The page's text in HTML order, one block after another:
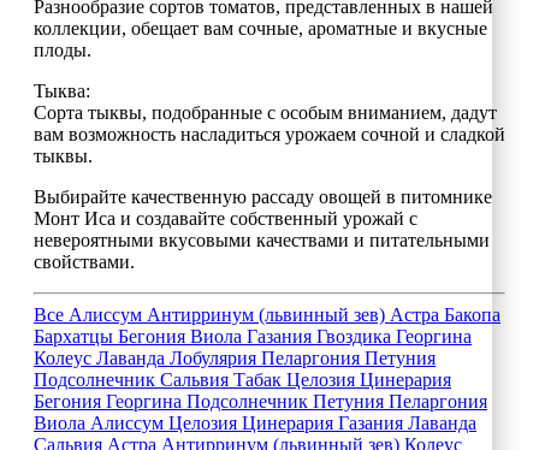
Разнообразие сортов томатов, представленных в нашей
коллекции, обещает вам сочные, ароматные и вкусные
плоды.
Тыква:
Сорта тыквы, подобранные с особым вниманием, дадут
вам возможность насладиться урожаем сочной и сладкой
тыквы.
Выбирайте качественную рассаду овощей в питомнике
Монт Иса и создавайте собственный урожай с
невероятными вкусовыми качествами и питательными
свойствами.
Все Алиссум Антирринум (львинный зев) Астра Бакопа
Бархатцы Бегония Виола Газания Гвоздика Георгина
Колеус Лаванда Лобулярия Пеларгония Петуния
Подсолнечник Сальвия Табак Целозия Цинерария
Бегония Георгина Подсолнечник Петуния Пеларгония
Виола Алиссум Целозия Цинерария Газания Лаванда
Сальвия Астра Антирринум (львинный зев) Колеус